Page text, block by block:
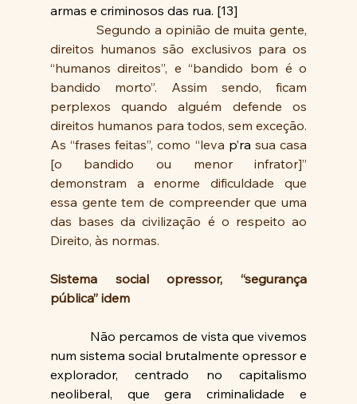
armas e criminosos das rua. [13]
Segundo a opinião de muita gente,
direitos humanos são exclusivos para os
“humanos direitos”, e “bandido bom é o
bandido morto”. Assim sendo, ficam
perplexos quando alguém defende os
direitos humanos para todos, sem exceção.
As “frases feitas”, como “leva p’ra sua casa
[o bandido ou menor infrator]”
demonstram a enorme dificuldade que
essa gente tem de compreender que uma
das bases da civilização é o respeito ao
Direito, às normas.
Sistema social opressor, “segurança
pública” idem
Não percamos de vista que vivemos
num sistema social brutalmente opressor e
explorador, centrado no capitalismo
neoliberal, que gera criminalidade e